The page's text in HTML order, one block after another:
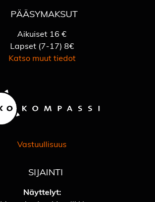
PÄÄSYMAKSUT
Aikuiset 16 €
Lapset (7-17) 8€
Katso muut tiedot
Vastuullisuus
SIJAINTI
Näyttelyt: